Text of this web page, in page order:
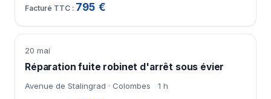
795 €
20 mai
Réparation fuite robinet d'arrêt sous évier
Avenue de Stalingrad · Colombes 1 h